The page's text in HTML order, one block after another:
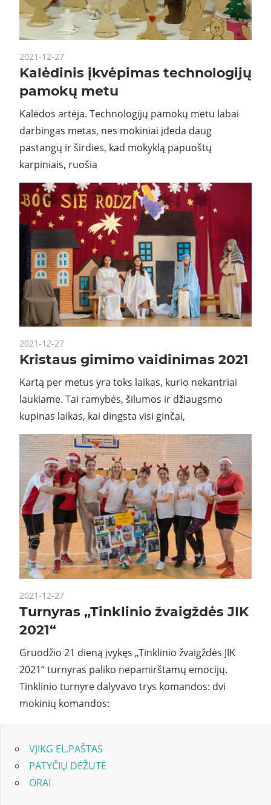
2021-12-27
Kalėdinis įkvėpimas technologijų
pamokų metu
Kalėdos artėja. Technologijų pamokų metu labai
darbingas metas, nes mokiniai įdeda daug
pastangų ir širdies, kad mokyklą papuoštų
karpiniais, ruošia
2021-12-27
Kristaus gimimo vaidinimas 2021
Kartą per metus yra toks laikas, kurio nekantriai
laukiame. Tai ramybės, šilumos ir džiaugsmo
kupinas laikas, kai dingsta visi ginčai,
2021-12-27
Turnyras „Tinklinio žvaigždės JIK
2021“
Gruodžio 21 dieną įvykęs „Tinklinio žvaigždės JIK
2021“ turnyras paliko nepamirštamų emocijų.
Tinklinio turnyre dalyvavo trys komandos: dvi
mokinių komandos:
VJIKG EL.PAŠTAS
PATYČIŲ DĖŽUTĖ
ORAI